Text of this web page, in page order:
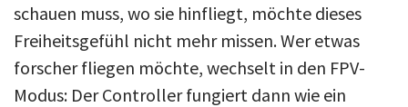
schauen muss, wo sie hinfliegt, möchte dieses
Freiheitsgefühl nicht mehr missen. Wer etwas
forscher fliegen möchte, wechselt in den FPV-
Modus: Der Controller fungiert dann wie ein